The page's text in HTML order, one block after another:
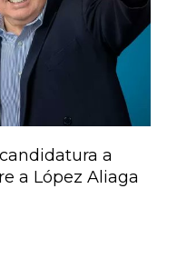
a
a López Aliaga